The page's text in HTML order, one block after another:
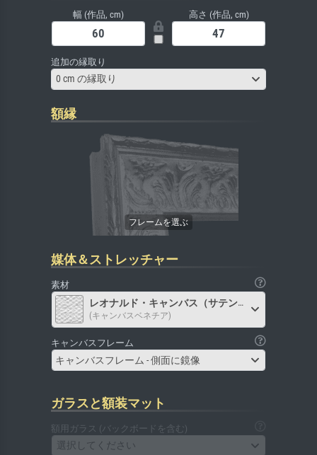
幅 (作品, cm) 高さ (作品, cm)
追加の縁取り
0 cm の縁取り
額縁
媒体＆ストレッチャー
素材
レオナルド・キャンバス（サテン）
(キャンバスベネチア)
キャンバスフレーム
キャンバスフレーム - 側面に鏡像
ガラスと額装マット
額用ガラス (バックボードを含む)
選択してください